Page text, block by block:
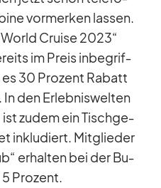
vor­mer­ken las­sen.
Cruise 2023“
im Preis in­be­grif­
30 Pro­zent Ra­batt
den Er­leb­nis­wel­ten
ist zu­dem ein Tisch­ge­
in­klu­diert. Mit­glie­der
er­hal­ten bei der Bu­
Pro­zent.